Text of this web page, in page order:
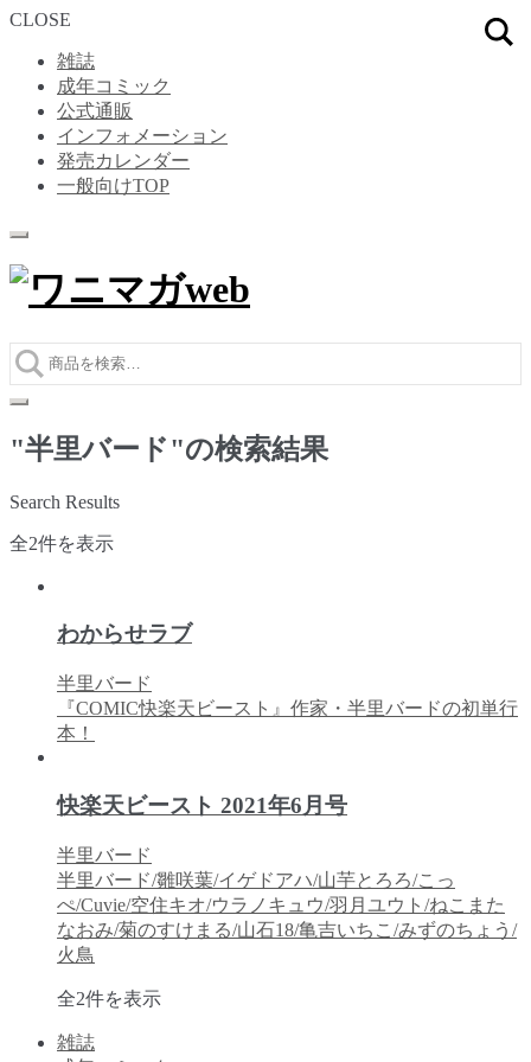
CLOSE
雑誌
成年コミック
公式通販
インフォメーション
発売カレンダー
一般向けTOP
ナ
ゲ
ョ
ン
へ
キ
プ
コ
テ
へ
ス
キ
プ
"半里バード"の検索結果
Search Results
全2件を表示新
わからせラブ
半里バード
『COMIC快楽天ビースト』作家・半里バードの初単行
本！
快楽天ビースト 2021年6月号
半里バード
半里バード/雛咲葉/イゲドアハ/山芋とろろ/こっ
ぺ/Cuvie/空住キオ/ウラノキュウ/羽月ユウト/ねこまた
なおみ/菊のすけまる/山石18/亀吉いちこ/みずのちょう/
火鳥
全2件を表示新
雑誌